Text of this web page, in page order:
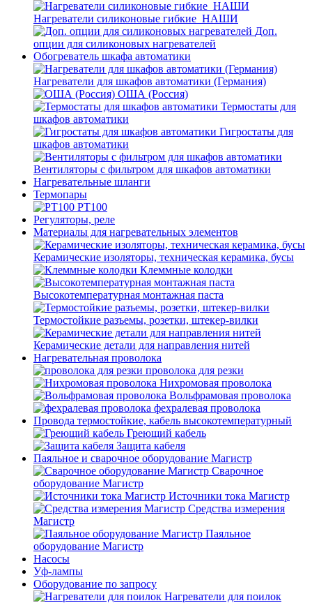
Нагреватели силиконовые гибкие_НАШИ
Доп.
опции для силиконовых нагревателей
Обогреватель шкафа автоматики
Нагреватели для шкафов автоматики (Германия)
ОША (Россия)
Термостаты для
шкафов автоматики
Гигростаты для
шкафов автоматики
Вентиляторы с фильтром для шкафов автоматики
Нагревательные шланги
Термопары
PT100
Регуляторы, реле
Материалы для нагревательных элементов
Керамические изоляторы, техническая керамика, бусы
Клеммные колодки
Высокотемпературная монтажная паста
Термостойкие разъемы, розетки, штекер-вилки
Керамические детали для направления нитей
Нагревательная проволока
проволока для резки
Нихромовая проволока
Вольфрамовая проволока
фехралевая проволока
Провода термостойкие, кабель высокотемпературный
Греющий кабель
Защита кабеля
Паяльное и сварочное оборудование Магистр
Сварочное
оборудование Магистр
Источники тока Магистр
Средства измерения
Магистр
Паяльное
оборудование Магистр
Насосы
Уф-лампы
Оборудование по запросу
Нагреватели для поилок